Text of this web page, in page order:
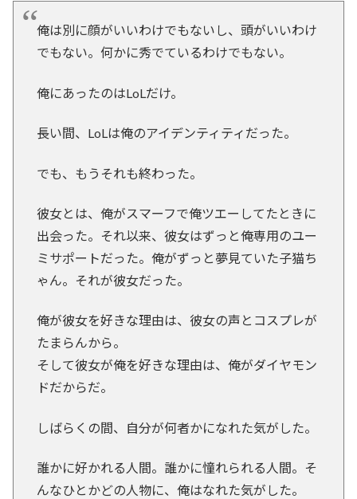
俺は別に顔がいいわけでもないし、頭がいいわけ
でもない。何かに秀でているわけでもない。
俺にあったのはLoLだけ。
長い間、LoLは俺のアイデンティティだった。
でも、もうそれも終わった。
彼女とは、俺がスマーフで俺ツエーしてたときに
出会った。それ以来、彼女はずっと俺専用のユー
ミサポートだった。俺がずっと夢見ていた子猫ち
ゃん。それが彼女だった。
俺が彼女を好きな理由は、彼女の声とコスプレが
たまらんから。
そして彼女が俺を好きな理由は、俺がダイヤモン
ドだからだ。
しばらくの間、自分が何者かになれた気がした。
誰かに好かれる人間。誰かに憧れられる人間。そ
んなひとかどの人物に、俺はなれた気がした。